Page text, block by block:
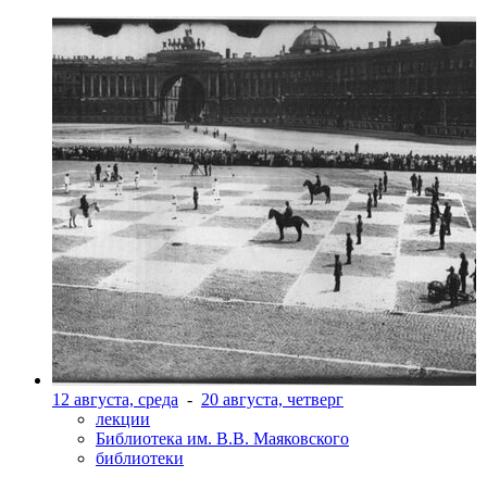
12 августа, среда - 20 августа, четверг
лекции
Библиотека им. В.В. Маяковского
библиотеки